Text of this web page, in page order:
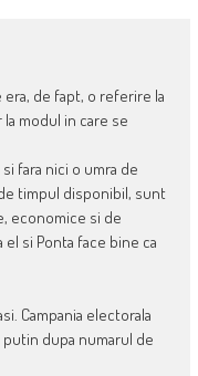
de fapt, o referire la
modul in care se
fara nici o umra de
timpul disponibil, sunt
economice si de
el si Ponta face bine ca
Campania electorala
putin dupa numarul de